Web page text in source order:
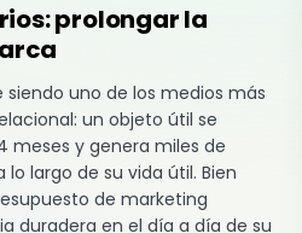
prolongar la
siendo uno de los medios más
un objeto útil se
meses y genera miles de
largo de su vida útil. Bien
de marketing
duradera en el día a día de su